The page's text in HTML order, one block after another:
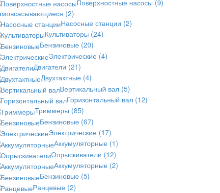
Поверхностные насосы (9)
(2)
Насосные станции (2)
Культиваторы (24)
Бензиновые (20)
Электрические (4)
Двигатели (21)
Двухтактные (4)
Вертикальный вал (5)
Горизонтальный вал (12)
Триммеры (85)
Бензиновые (67)
Электрические (17)
Аккумуляторные (1)
Опрыскиватели (12)
Аккумуляторные (2)
Бензиновые (5)
Ранцевые (2)